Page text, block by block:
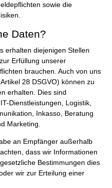
sowie die
Daten?
erhalten diejenigen Stellen
Erfüllung unserer
brauchen. Auch von uns
28 DSGVO) können zu
erhalten. Dies sind
Dienstleistungen, Logistik,
Inkasso, Beratung
Marketing.
an Empfänger außerhalb
dass wir Informationen
Bestimmungen dies
wir zur Erteilung einer